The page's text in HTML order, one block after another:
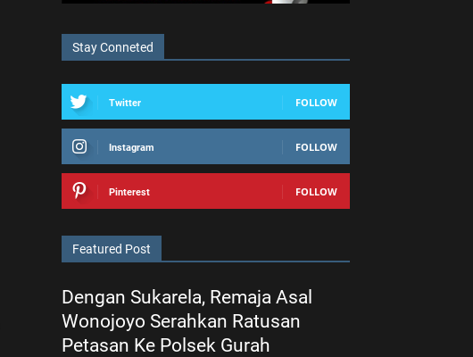
Stay Conneted
Twitter FOLLOW
Instagram FOLLOW
Pinterest FOLLOW
Featured Post
Dengan Sukarela, Remaja Asal
Wonojoyo Serahkan Ratusan
Petasan Ke Polsek Gurah